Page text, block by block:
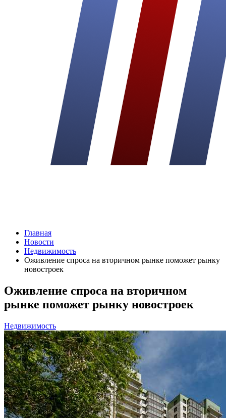
Главная
Новости
Недвижимость
Оживление спроса на вторичном рынке поможет рынку
новостроек
Оживление спроса на вторичном
рынке поможет рынку новостроек
Недвижимость